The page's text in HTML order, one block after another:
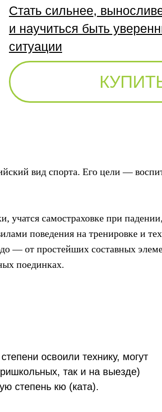
Стать сильнее,
и научиться быть
ситуации
вид спорта. Его цели —
учатся самостраховке при падении,
поведения на тренировке и
— от простейших составных
поединках.
освоили технику, могут
так и на выезде)
степень кю (ката).